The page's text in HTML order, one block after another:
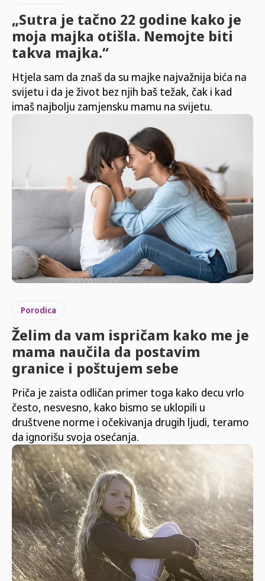
„Sutra je tačno 22 godine kako je
moja majka otišla. Nemojte biti
takva majka.“
Htjela sam da znaš da su majke najvažnija bića na
svijetu i da je život bez njih baš težak, čak i kad
imaš najbolju zamjensku mamu na svijetu.
Porodica
Želim da vam ispričam kako me je
mama naučila da postavim
granice i poštujem sebe
Priča je zaista odličan primer toga kako decu vrlo
često, nesvesno, kako bismo se uklopili u
društvene norme i očekivanja drugih ljudi, teramo
da ignorišu svoja osećanja.